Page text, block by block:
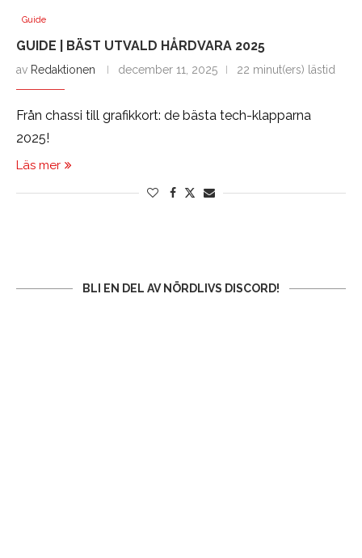
Guide
GUIDE | BÄST UTVALD HÅRDVARA 2025
av Redaktionen december 11, 2025 22 minut(ers) lästid
Från chassi till grafikkort: de bästa tech-klapparna
2025!
Läs mer
BLI EN DEL AV NÖRDLIVS DISCORD!